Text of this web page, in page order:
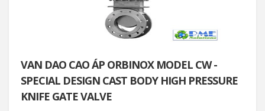
VAN DAO CAO ÁP ORBINOX MODEL CW -
SPECIAL DESIGN CAST BODY HIGH PRESSURE
KNIFE GATE VALVE